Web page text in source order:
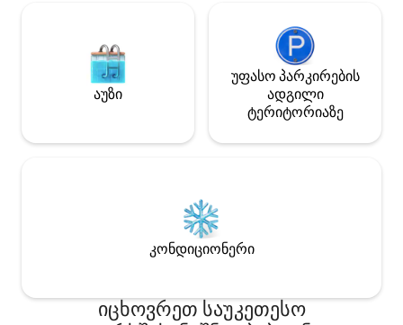
აუზი
უფასო პარკირების
ადგილი
ტერიტორიაზე
კონდიციონერი
იცხოვრეთ საუკეთესო